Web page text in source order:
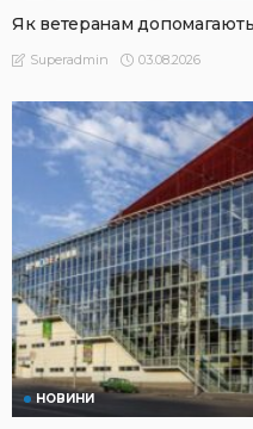
Як ветеранам
Superadmin 03.08.2026
НОВИНИ